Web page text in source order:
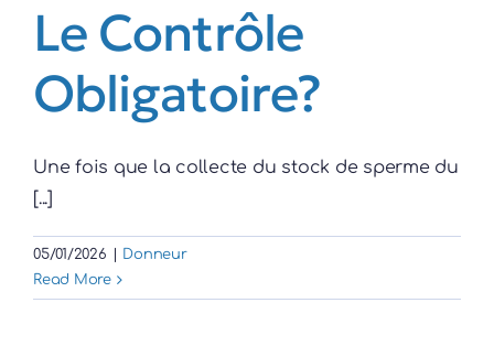
Le Contrôle
Obligatoire?
Une fois que la collecte du stock de sperme du
[...]
05/01/2026
Donneur
Read More